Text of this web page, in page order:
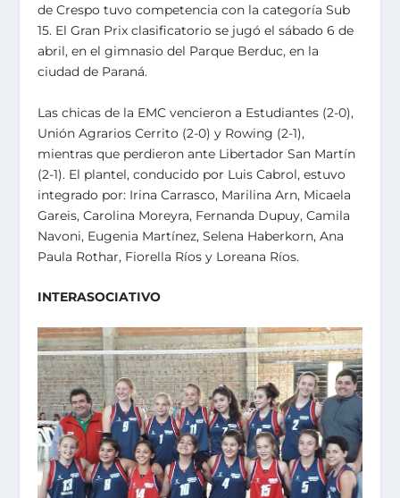
de Crespo tuvo competencia con la categoría Sub
15. El Gran Prix clasificatorio se jugó el sábado 6 de
abril, en el gimnasio del Parque Berduc, en la
ciudad de Paraná.
Las chicas de la EMC vencieron a Estudiantes (2-0),
Unión Agrarios Cerrito (2-0) y Rowing (2-1),
mientras que perdieron ante Libertador San Martín
(2-1). El plantel, conducido por Luis Cabrol, estuvo
integrado por: Irina Carrasco, Marilina Arn, Micaela
Gareis, Carolina Moreyra, Fernanda Dupuy, Camila
Navoni, Eugenia Martínez, Selena Haberkorn, Ana
Paula Rothar, Fiorella Ríos y Loreana Ríos.
INTERASOCIATIVO